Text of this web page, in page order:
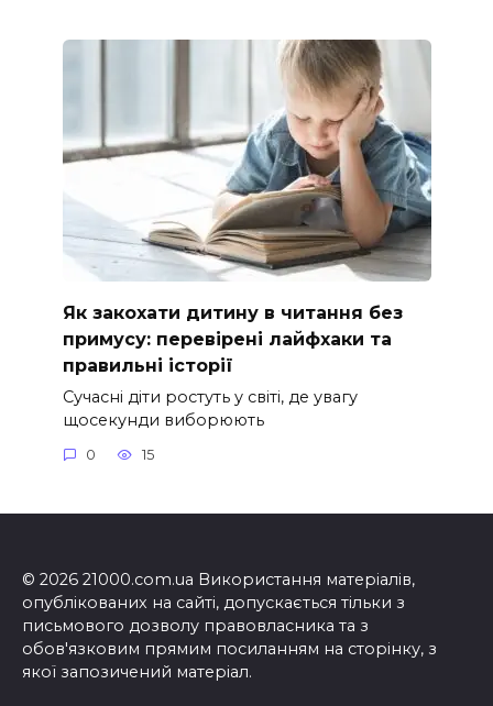
Як закохати дитину в читання без
примусу: перевірені лайфхаки та
правильні історії
Сучасні діти ростуть у світі, де увагу
щосекунди виборюють
0 15
© 2026 21000.com.ua Використання матеріалів,
опублікованих на сайті, допускається тільки з
письмового дозволу правовласника та з
обов'язковим прямим посиланням на сторінку, з
якої запозичений матеріал.